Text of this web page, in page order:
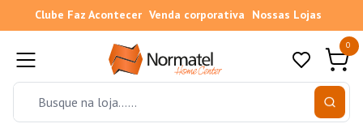
Clube Faz Acontecer Venda corporativa Nossas Lojas
0